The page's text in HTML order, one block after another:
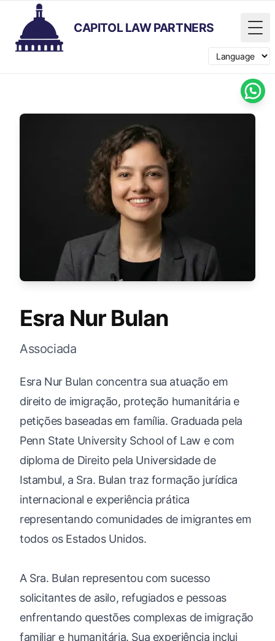
CAPITOL LAW PARTNERS
Switch
Esra Nur Bulan
Associada
Esra Nur Bulan concentra sua atuação em
direito de imigração, proteção humanitária e
petições baseadas em família. Graduada pela
Penn State University School of Law e com
diploma de Direito pela Universidade de
Istambul, a Sra. Bulan traz formação jurídica
internacional e experiência prática
representando comunidades de imigrantes em
todos os Estados Unidos.
A Sra. Bulan representou com sucesso
solicitantes de asilo, refugiados e pessoas
enfrentando questões complexas de imigração
familiar e humanitária. Sua experiência inclui